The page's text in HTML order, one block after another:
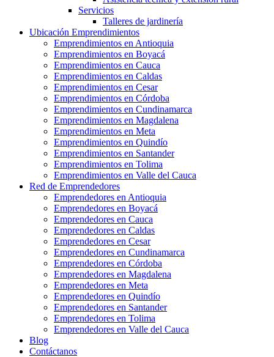
Servicios
Talleres de jardinería
Ubicación Emprendimientos
Emprendimientos en Antioquia
Emprendimientos en Boyacá
Emprendimientos en Cauca
Emprendimientos en Caldas
Emprendimientos en Cesar
Emprendimientos en Córdoba
Emprendimientos en Cundinamarca
Emprendimientos en Magdalena
Emprendimientos en Meta
Emprendimientos en Quindío
Emprendimientos en Santander
Emprendimientos en Tolima
Emprendimientos en Valle del Cauca
Red de Emprendedores
Emprendedores en Antioquia
Emprendedores en Boyacá
Emprendedores en Cauca
Emprendedores en Caldas
Emprendedores en Cesar
Emprendedores en Cundinamarca
Emprendedores en Córdoba
Emprendedores en Magdalena
Emprendedores en Meta
Emprendedores en Quindío
Emprendedores en Santander
Emprendedores en Tolima
Emprendedores en Valle del Cauca
Blog
Contáctanos